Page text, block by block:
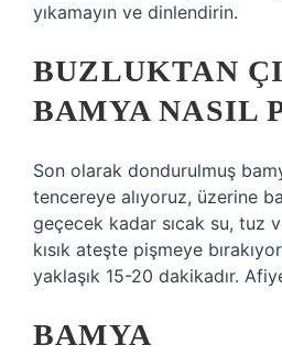
yıkamayın ve dinlendirin.
BUZLUKTAN
BAMYA NASIL
Son olarak dondurulmuş
tencereye alıyoruz, üzerine
geçecek kadar sıcak su, tuz
kısık ateşte pişmeye
yaklaşık 15-20 dakikadır.
BAMYA